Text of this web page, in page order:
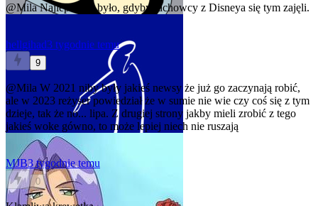
@MilaNajlepiej by było, gdyby fachowcy z Disneya się tym zajęli.
hellgihad3 tygodnie temu
9
@Mila W 2021 niby były jakieś newsy że już go zaczynają robić,
ale w 2023 reżyser powiedział że w sumie nie wie czy coś się z tym
dzieje, tak że no... lipa. Z drugiej strony jakby mieli zrobić z tego
jakieś woke gówno, to może lepiej niech nie ruszają
MJB3 tygodnie temu
0